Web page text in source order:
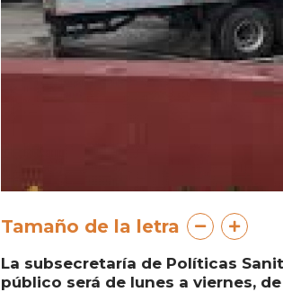
Tamaño de la letra
La subsecretaría de Políticas
público será de lunes a viernes,